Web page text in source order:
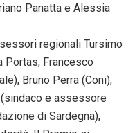
Panatta e Alessia
regionali Tursimo
Portas, Francesco
Bruno Perra (Coni),
e assessore
di Sardegna),